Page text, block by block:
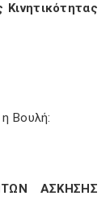
Βουλή:
ΑΣΚΗΣΗΣ